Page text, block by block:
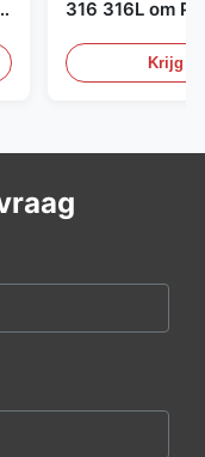
316 316L om
Krijg